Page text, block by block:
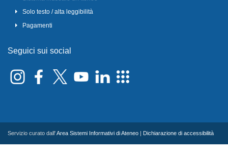
Solo testo / alta leggibilità
Pagamenti
Seguici sui social
Servizio curato dall'Area Sistemi Informativi di Ateneo Dichiarazione di accessibilità